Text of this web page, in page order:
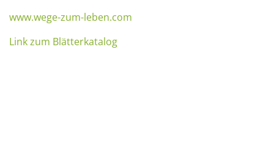
www.wege-zum-leben.com
Link zum Blätterkatalog